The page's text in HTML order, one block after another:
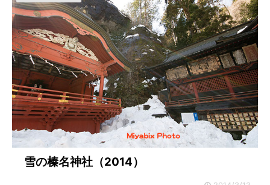
雪の榛名神社（2014）